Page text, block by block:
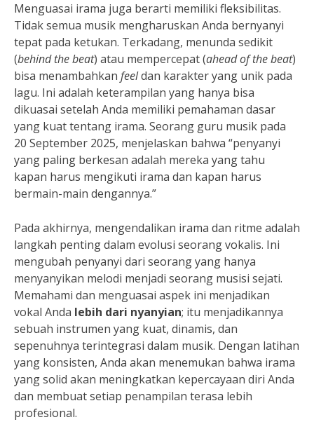
Menguasai irama juga berarti memiliki fleksibilitas.
Tidak semua musik mengharuskan Anda bernyanyi
tepat pada ketukan. Terkadang, menunda sedikit
(behind the beat) atau mempercepat (ahead of the beat)
bisa menambahkan feeldan karakter yang unik pada
lagu. Ini adalah keterampilan yang hanya bisa
dikuasai setelah Anda memiliki pemahaman dasar
yang kuat tentang irama. Seorang guru musik pada
20 September 2025, menjelaskan bahwa “penyanyi
yang paling berkesan adalah mereka yang tahu
kapan harus mengikuti irama dan kapan harus
bermain-main dengannya.”
Pada akhirnya, mengendalikan irama dan ritme adalah
langkah penting dalam evolusi seorang vokalis. Ini
mengubah penyanyi dari seorang yang hanya
menyanyikan melodi menjadi seorang musisi sejati.
Memahami dan menguasai aspek ini menjadikan
vokal Anda lebih dari nyanyian; itu menjadikannya
sebuah instrumen yang kuat, dinamis, dan
sepenuhnya terintegrasi dalam musik. Dengan latihan
yang konsisten, Anda akan menemukan bahwa irama
yang solid akan meningkatkan kepercayaan diri Anda
dan membuat setiap penampilan terasa lebih
profesional.